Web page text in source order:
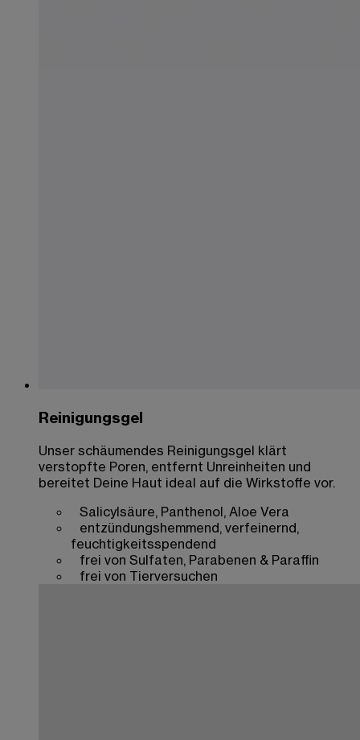
Reinigungsgel
Unser schäumendes Reinigungsgel klärt
verstopfte Poren, entfernt Unreinheiten und
bereitet Deine Haut ideal auf die Wirkstoffe vor.
Salicylsäure, Panthenol, Aloe Vera
entzündungshemmend, verfeinernd,
feuchtigkeitsspendend
frei von Sulfaten, Parabenen & Paraffin
frei von Tierversuchen